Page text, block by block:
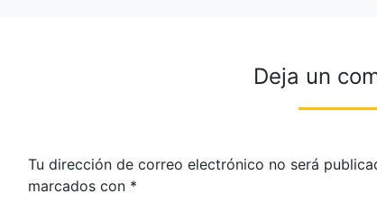
Deja un
Tu dirección de correo electrónico no será
marcados con *